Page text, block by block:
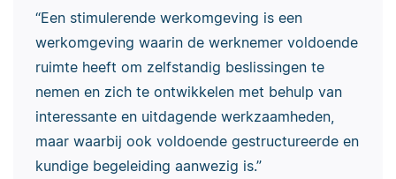
“Een stimulerende werkomgeving is een
werkomgeving waarin de werknemer voldoende
ruimte heeft om zelfstandig beslissingen te
nemen en zich te ontwikkelen met behulp van
interessante en uitdagende werkzaamheden,
maar waarbij ook voldoende gestructureerde en
kundige begeleiding aanwezig is.”